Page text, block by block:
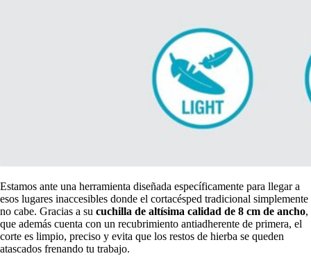
Estamos ante una herramienta diseñada específicamente para llegar a
esos lugares inaccesibles donde el cortacésped tradicional simplemente
no cabe. Gracias a su cuchilla de altísima calidad de 8 cm de ancho,
que además cuenta con un recubrimiento antiadherente de primera, el
corte es limpio, preciso y evita que los restos de hierba se queden
atascados frenando tu trabajo.